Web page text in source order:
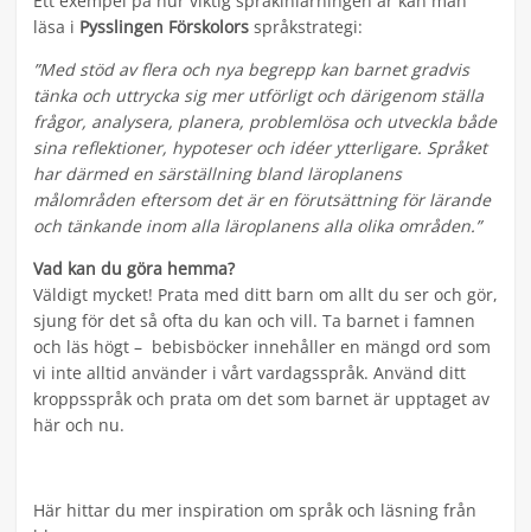
läsa i Pysslingen Förskolors språkstrategi:
”Med stöd av flera och nya begrepp kan barnet gradvis
tänka och uttrycka sig mer utförligt och därigenom ställa
frågor, analysera, planera, problemlösa och utveckla både
sina reflektioner, hypoteser och idéer ytterligare. Språket
har därmed en särställning bland läroplanens
målområden eftersom det är en förutsättning för lärande
och tänkande inom alla läroplanens alla olika områden.”
Vad kan du göra hemma?
Väldigt mycket! Prata med ditt barn om allt du ser och gör,
sjung för det så ofta du kan och vill. Ta barnet i famnen
och läs högt – bebisböcker innehåller en mängd ord som
vi inte alltid använder i vårt vardagsspråk. Använd ditt
kroppsspråk och prata om det som barnet är upptaget av
här och nu.
Här hittar du mer inspiration om språk och läsning från